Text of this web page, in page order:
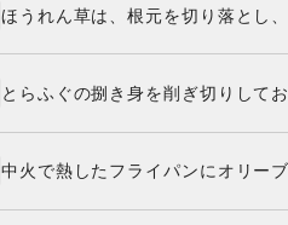
ほうれん草は、根元を切り落とし
とらふぐの捌き身を削ぎ切りしてお
中火で熱したフライパンにオリー